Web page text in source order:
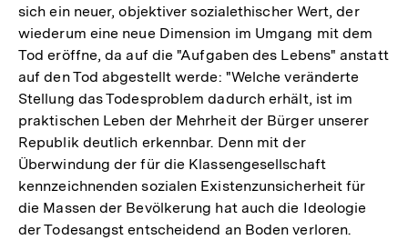
sich ein neuer, objektiver sozialethischer Wert, der
wiederum eine neue Dimension im Umgang mit dem
Tod eröffne, da auf die "Aufgaben des Lebens" anstatt
auf den Tod abgestellt werde: "Welche veränderte
Stellung das Todesproblem dadurch erhält, ist im
praktischen Leben der Mehrheit der Bürger unserer
Republik deutlich erkennbar. Denn mit der
Überwindung der für die Klassengesellschaft
kennzeichnenden sozialen Existenzunsicherheit für
die Massen der Bevölkerung hat auch die Ideologie
der Todesangst entscheidend an Boden verloren.